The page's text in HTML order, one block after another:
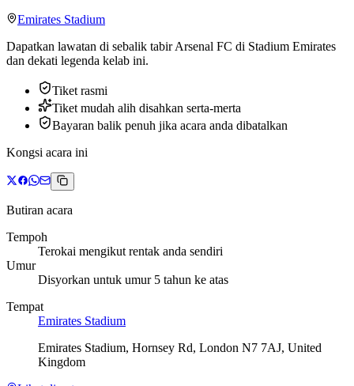
Emirates Stadium
Dapatkan lawatan di sebalik tabir Arsenal FC di Stadium Emirates
dan dekati legenda kelab ini.
Tiket rasmi
Tiket mudah alih disahkan serta-merta
Bayaran balik penuh jika acara anda dibatalkan
Kongsi acara ini
Butiran acara
Tempoh
Terokai mengikut rentak anda sendiri
Umur
Disyorkan untuk umur 5 tahun ke atas
Tempat
Emirates Stadium
Emirates Stadium, Hornsey Rd, London N7 7AJ, United
Kingdom